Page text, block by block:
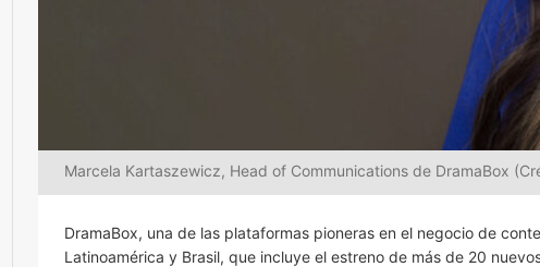
Marcela Kartaszewicz, Head of Communications de DramaBox
DramaBox, una de las plataformas pioneras en el negocio de
Latinoamérica y Brasil, que incluye el estreno de más de 20